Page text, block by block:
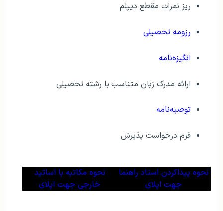
ریز نمرات مقطع دیپلم
رزومه تحصیلی
انگیزه‌نامه
ارائه مدرک زبان متناسب با رشته تحصیلی
توصیه‌نامه
فرم درخواست پذیرش
نحوه پیداکردن استاد راهنما
جهت اپلای
نحوه مکاتبه با اساتید
خارجی جهت اپلای